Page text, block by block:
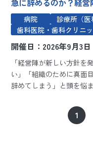
急に辞めるのか？経
全社一丸をつくる人事
透」から「納得の評価
職を止めるマネジメ
病院
診療所（医
歯科医院・歯科クリニ
開催日：2026年9月3日
「経営陣が新しい方針を
い」「組織のために真面
辞めてしまう」と頭を悩
1